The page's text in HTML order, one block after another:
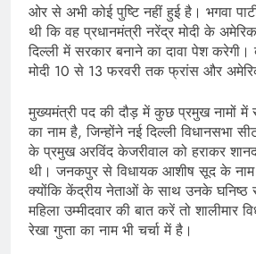
ओर से अभी कोई पुष्टि नहीं हुई है। भगवा
थी कि वह प्रधानमंत्री नरेंद्र मोदी के
दिल्ली में सरकार बनाने का दावा पेश करेगी।
मोदी 10 से 13 फरवरी तक फ्रांस और
मुख्यमंत्री पद की दौड़ में कुछ प्रमुख नामों में
का नाम है, जिन्होंने नई दिल्ली विधानसभा
के प्रमुख अरविंद केजरीवाल को हराकर
थी। जनकपुर से विधायक आशीष सूद के नाम
क्योंकि केंद्रीय नेताओं के साथ उनके घनिष्ठ
महिला उम्मीदवार की बात करें तो शालीमार
रेखा गुप्ता का नाम भी चर्चा में है।